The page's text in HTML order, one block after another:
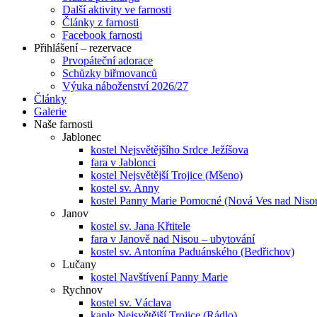
Další aktivity ve farnosti
Články z farnosti
Facebook farnosti
Přihlášení – rezervace
Prvopáteční adorace
Schůzky biřmovanců
Výuka náboženství 2026/27
Články
Galerie
Naše farnosti
Jablonec
kostel Nejsvětějšího Srdce Ježíšova
fara v Jablonci
kostel Nejsvětější Trojice (Mšeno)
kostel sv. Anny
kostel Panny Marie Pomocné (Nová Ves nad
Janov
kostel sv. Jana Křtitele
fara v Janově nad Nisou – ubytování
kostel sv. Antonína Paduánského (Bedřichov)
Lučany
kostel Navštívení Panny Marie
Rychnov
kostel sv. Václava